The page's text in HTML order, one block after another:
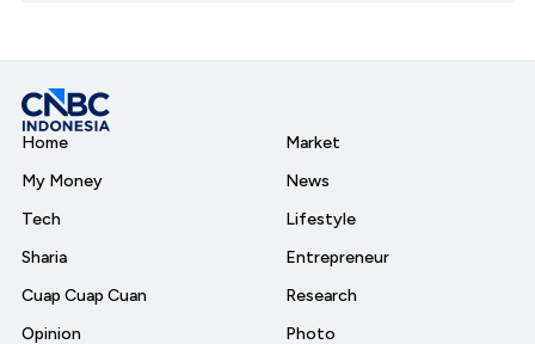
Home
My Money
Tech
Sharia
Cuap Cuap Cuan
Opinion
Market
News
Lifestyle
Entrepreneur
Research
Photo